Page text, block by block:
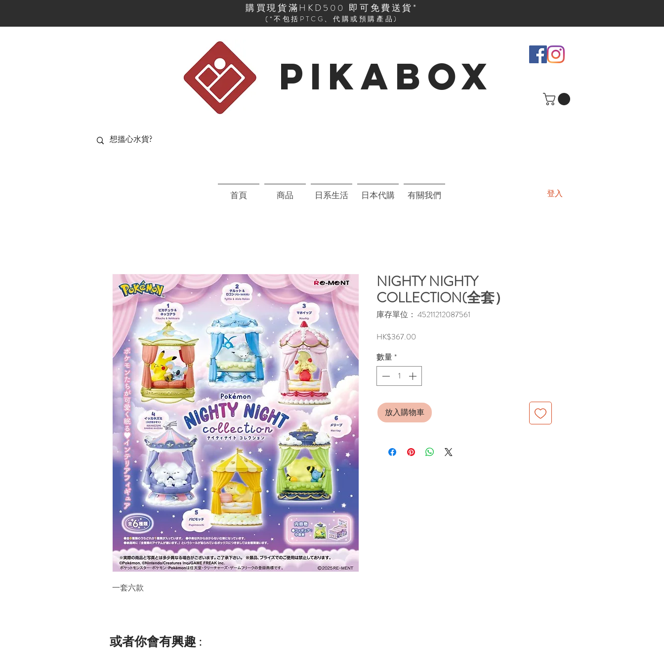
購買現貨滿HKD500 即可免費送貨*
(*不包括PTCG、代購或預購產品)
PIKABOX
首頁 商品 日系生活 日本代購 有關我們 登入
一套六款
NIGHTY NIGHTY
COLLECTION(全套）
庫存單位： 45211212087561
HK$367.00
數量*
放入購物車
或者你會有興趣 :